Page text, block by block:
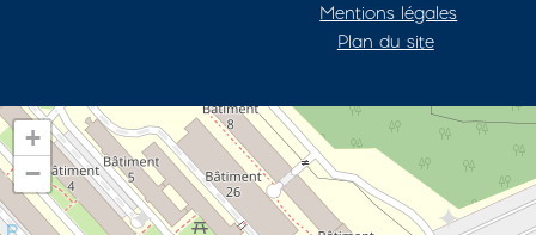
Mentions légales
Plan du site
+
−